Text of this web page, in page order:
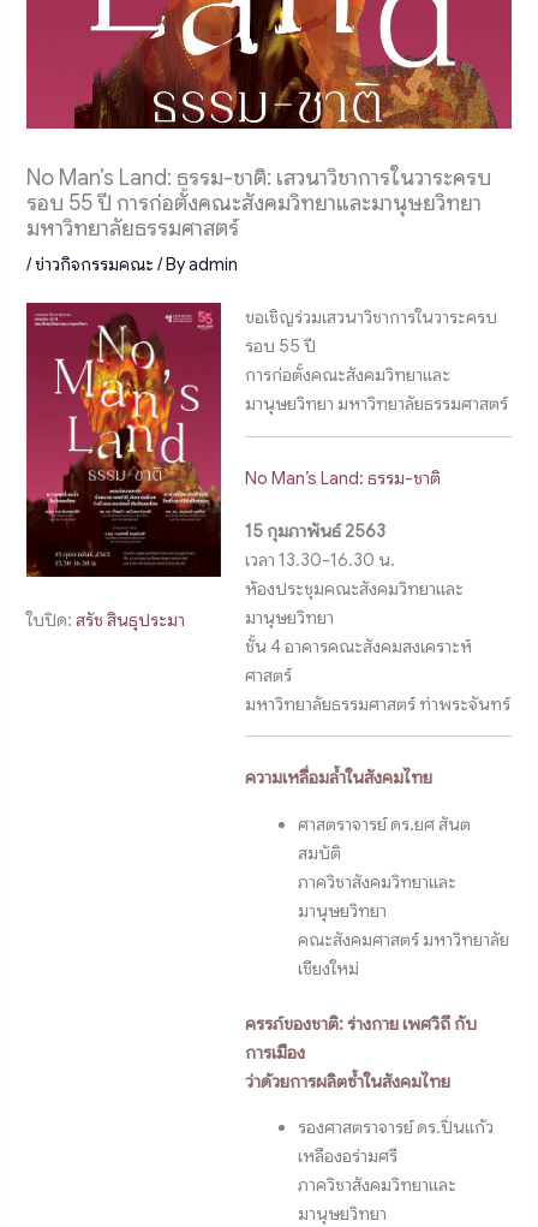
No Man’s Land: ธรรม-ชาติ: เสวนาวิชาการในวาระครบ
รอบ 55 ปี การก่อตั้งคณะสังคมวิทยาและมานุษยวิทยา
มหาวิทยาลัยธรรมศาสตร์
/ข่าวกิจกรรมคณะ / Byadmin
ใบปิด:สรัช สินธุประมา
ขอเชิญร่วมเสวนาวิชาการในวาระครบ
รอบ 55 ปี
การก่อตั้งคณะสังคมวิทยาและ
มานุษยวิทยา มหาวิทยาลัยธรรมศาสตร์
No Man’s Land: ธรรม-ชาติ
15 กุมภาพันธ์ 2563
เวลา 13.30-16.30 น.
ห้องประชุมคณะสังคมวิทยาและ
มานุษยวิทยา
ชั้น 4 อาคารคณะสังคมสงเคราะห์
ศาสตร์
มหาวิทยาลัยธรรมศาสตร์ ท่าพระจันทร์
ความเหลื่อมล้ำในสังคมไทย
ศาสตราจารย์ ดร.ยศ สันต
สมบัติ
ภาควิชาสังคมวิทยาและ
มานุษยวิทยา
คณะสังคมศาสตร์ มหาวิทยาลัย
เชียงใหม่
ครรภ์ของชาติ: ร่างกาย เพศวิถึ กับ
การเมือง
ว่าด้วยการผลิตซ้ำในสังคมไทย
รองศาสตราจารย์ ดร​.ปิ่นแก้ว
เหลืองอร่ามศรี
ภาควิชาสังคมวิทยาและ
มานุษยวิทยา